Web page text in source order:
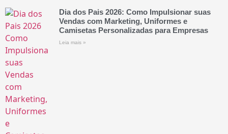
Dia dos Pais 2026: Como Impulsionar suas
Vendas com Marketing, Uniformes e
Camisetas Personalizadas para Empresas
Leia mais »